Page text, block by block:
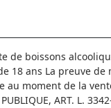
de boissons
18 ans La preuve de
au moment de la
PUBLIQUE, ART. L.